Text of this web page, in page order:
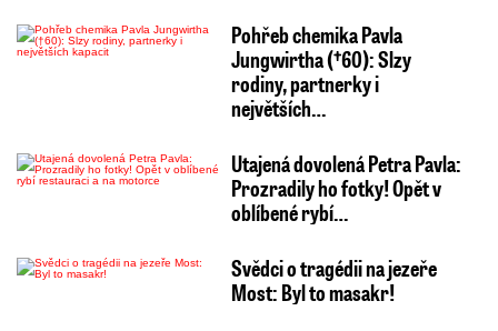
Pohřeb chemika Pavla
Jungwirtha (†60): Slzy
rodiny, partnerky i
největších…
Utajená dovolená Petra Pavla:
Prozradily ho fotky! Opět v
oblíbené rybí…
Svědci o tragédii na jezeře
Most: Byl to masakr!